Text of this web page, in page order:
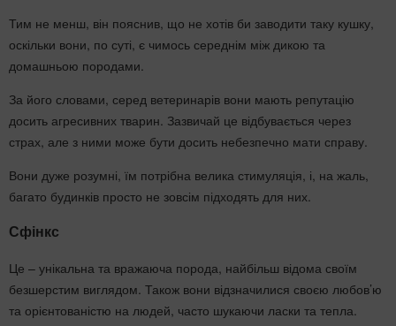
Тим не менш, він пояснив, що не хотів би заводити таку кушку,
оскільки вони, по суті, є чимось середнім між дикою та
домашньою породами.
За його словами, серед ветеринарів вони мають репутацію
досить агресивних тварин. Зазвичай це відбувається через
страх, але з ними може бути досить небезпечно мати справу.
Вони дуже розумні, їм потрібна велика стимуляція, і, на жаль,
багато будинків просто не зовсім підходять для них.
Сфінкс
Це – унікальна та вражаюча порода, найбільш відома своїм
безшерстим виглядом. Також вони відзначилися своєю любов’ю
та орієнтованістю на людей, часто шукаючи ласки та тепла.